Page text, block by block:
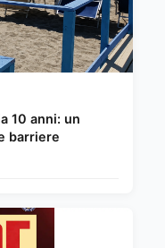
10 anni: un
barriere